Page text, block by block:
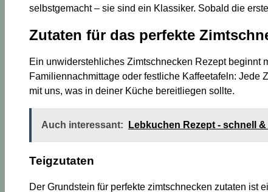
selbstgemacht – sie sind ein Klassiker. Sobald die
Zutaten für das perfekte
Ein unwiderstehliches Zimtschnecken Rezept beginnt
Familiennachmittage oder festliche Kaffeetafeln: Jede
mit uns, was in deiner Küche bereitliegen sollte.
Auch interessant: Lebkuchen Rezept - schnell
Teigzutaten
Der Grundstein für perfekte zimtschnecken zutaten ist